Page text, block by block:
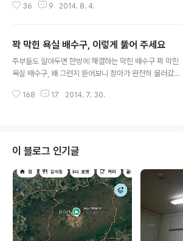
상이었는데요, 수박화채를 만들어 먹을 때 아주 편하겠더
림도 아주 기민해야 가능한 일처럼 보였습니다. 때마침 집
에서 아이들이 그 영상을 보고는 그대로 잘라서 수박화채
를 만들어 먹자는 것입니다. 실수를 없애기 위해 한번 더 영
인 듯 보였으나 한번 해보기로 하였습니다. 너무 큰 수박이
36 9 2014. 8. 4.
꽉 막힌 욕실 배수구, 이렇게 뚫어 주세요
주부들도 알아두면 한방에 해결하는 막힌 배수구 꽉 막힌
욕실 배수구, 왜 그런지 뜯어보니 장마가 완전히 물러갔다
작된다는 얘기이기도 합니다. 사실, 견디기 힘든 무더위는
시원하게 샤워를 하고나면 몇 시간은 견딜 수 있으니 말입
니다. 며칠 전에는 욕실에서 샤워를 하다 보니 바닥 배수구
가 막혀 물이 내려가질 않는 겁니다. 배수구 청소를 한지가
좀 오래되긴 했지만 거품이 내려가지 않을 정도로 막힌 것
을 보니 근래 들어 자주 사용하긴 했나봅니다. 화장실 변기
나 세면대 배수구 또는 이렇게 욕실바..
168 17 2014. 7. 30.
이 블로그 인기글